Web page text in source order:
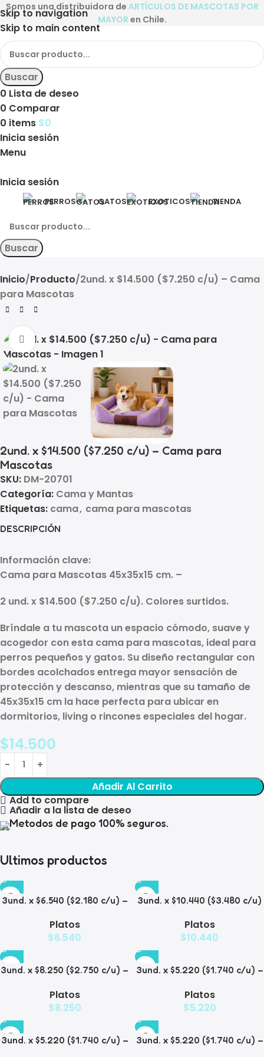
Skip to navigation
Skip to main content
Somos una distribuidora de ARTÍCULOS DE MASCOTAS POR
MAYOR en Chile.
Buscar
0 Lista de deseo
0 Comparar
0 items $0
Inicia sesión
Menu
Inicia sesión
PERROS GATOS EXOTICOS TIENDA
Buscar
Inicio Producto 2und. x $14.500 ($7.250 c/u) – Cama
para Mascotas
Click to enlarge
2und. x $14.500 ($7.250 c/u) – Cama para
Mascotas
SKU: DM-20701
Categoría: Cama y Mantas
Etiquetas: cama, cama para mascotas
DESCRIPCIÓN
Información clave:
Cama para Mascotas 45x35x15 cm. –
2 und. x $14.500 ($7.250 c/u). Colores surtidos.
Bríndale a tu mascota un espacio cómodo, suave y
acogedor con esta cama para mascotas, ideal para
perros pequeños y gatos. Su diseño rectangular con
bordes acolchados entrega mayor sensación de
protección y descanso, mientras que su tamaño de
45x35x15 cm la hace perfecta para ubicar en
dormitorios, living o rincones especiales del hogar.
$14.500
Añadir Al Carrito
Add to compare
Añadir a la lista de deseo
Metodos de pago 100% seguros.
Ultimos productos
3und. x $6.540 ($2.180 c/u) –
Mascotas con Diseño
Decorativo
Platos
$6.540
3und. x $10.440 ($3.480 c/u)
Mascotas con Bowl de Acero
Platos
$10.440
3und. x $8.250 ($2.750 c/u) –
Mascotas con Diseño de
Gatos
Platos
$8.250
3und. x $5.220 ($1.740 c/u) –
Mascotas Texturizado
Platos
$5.220
3und. x $5.220 ($1.740 c/u) –
3und. x $5.220 ($1.740 c/u) –